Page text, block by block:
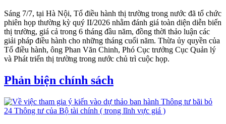
Sáng 7/7, tại Hà Nội, Tổ điều hành thị trường trong nước đã tổ chức
phiên họp thường kỳ quý II/2026 nhằm đánh giá toàn diện diễn biến
thị trường, giá cả trong 6 tháng đầu năm, đồng thời thảo luận các
giải pháp điều hành cho những tháng cuối năm. Thừa ủy quyền của
Tổ điều hành, ông Phan Văn Chinh, Phó Cục trưởng Cục Quản lý
và Phát triển thị trường trong nước chủ trì cuộc họp.
Phản biện chính sách